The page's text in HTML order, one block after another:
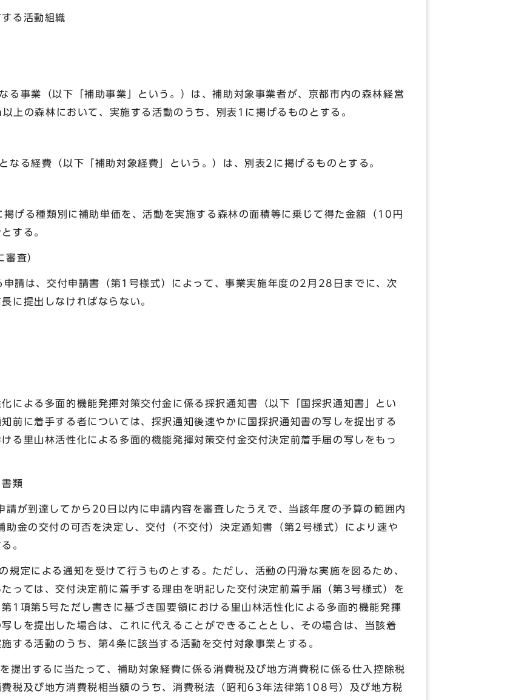
る活動組織
事業（以下「補助事業」という。）は、補助対象事業者が、京都市内の森林経営
上の森林において、実施する活動のうち、別表1に掲げるものとする。
る経費（以下「補助対象経費」という。）は、別表2に掲げるものとする。
げる種類別に補助単価を、活動を実施する森林の面積等に乗じて得た金額（10円
する。
審査）
請は、交付申請書（第1号様式）によって、事業実施年度の2月28日までに、次
に提出しなければならない。
よる多面的機能発揮対策交付金に係る採択通知書（以下「国採択通知書」とい
前に着手する者については、採択通知後速やかに国採択通知書の写しを提出する
る里山林活性化による多面的機能発揮対策交付金交付決定前着手届の写しをもっ
類
が到達してから20日以内に申請内容を審査したうえで、当該年度の予算の範囲内
金の交付の可否を決定し、交付（不交付）決定通知書（第2号様式）により速や
。
定による通知を受けて行うものとする。ただし、活動の円滑な実施を図るため、
っては、交付決定前に着手する理由を明記した交付決定前着手届（第3号様式）を
1項第5号ただし書きに基づき国要領における里山林活性化による多面的機能発揮
しを提出した場合は、これに代えることができることとし、その場合は、当該着
する活動のうち、第4条に該当する活動を交付対象事業とする。
出するに当たって、補助対象経費に係る消費税及び地方消費税に係る仕入控除税
税及び地方消費税相当額のうち、消費税法（昭和63年法律第108号）及び地方税